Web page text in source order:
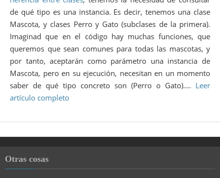
de qué tipo es una instancia. Es decir, tenemos una clase
Mascota, y clases Perro y Gato (subclases de la primera).
Imaginad que en el código hay muchas funciones, que
queremos que sean comunes para todas las mascotas, y
por tanto, aceptarán como parámetro una instancia de
Mascota, pero en su ejecución, necesitan en un momento
saber de qué tipo concreto son (Perro o Gato).… Leer
artículo completo
Otras cosas